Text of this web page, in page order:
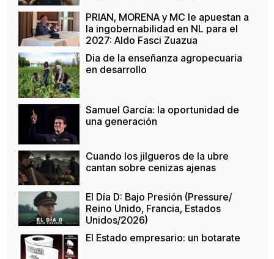
PRIAN, MORENA y MC le apuestan a
la ingobernabilidad en NL para el
2027: Aldo Fasci Zuazua
Dia de la enseñanza agropecuaria
en desarrollo
Samuel García: la oportunidad de
una generación
Cuando los jilgueros de la ubre
cantan sobre cenizas ajenas
El Día D: Bajo Presión (Pressure/
Reino Unido, Francia, Estados
Unidos/2026)
El Estado empresario: un botarate